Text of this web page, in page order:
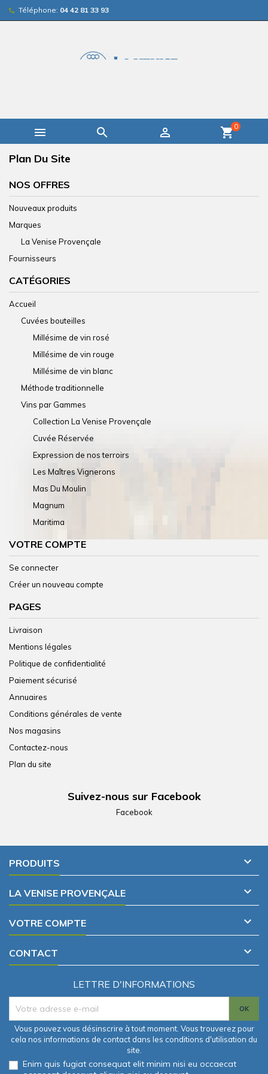
Téléphone: 04 42 81 33 93
   shopping_cart0
Plan Du Site
NOS OFFRES
Nouveaux produits
Marques
La Venise Provençale
Fournisseurs
CATÉGORIES
Accueil
Cuvées bouteilles
Millésime de vin rosé
Millésime de vin rouge
Millésime de vin blanc
Méthode traditionnelle
Vins par Gammes
Collection La Venise Provençale
Cuvée Réservée
Expression de nos terroirs
Les Maîtres Vignerons
Mas Du Moulin
Magnum
Maritima
VOTRE COMPTE
Se connecter
Créer un nouveau compte
PAGES
Livraison
Mentions légales
Politique de confidentialité
Paiement sécurisé
Annuaires
Conditions générales de vente
Nos magasins
Contactez-nous
Plan du site
Suivez-nous sur Facebook
Facebook
PRODUITS 
LA VENISE PROVENÇALE 
VOTRE COMPTE 
CONTACT 
LETTRE D'INFORMATIONS
Vous pouvez vous désinscrire à tout moment. Vous trouverez pour
cela nos informations de contact dans les conditions d'utilisation du
site.
Enim quis fugiat consequat elit minim nisi eu occaecat